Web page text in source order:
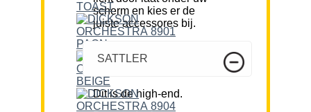
scherm en kies er de
juiste accessores bij.
SATTLER
Dit is de high-end.